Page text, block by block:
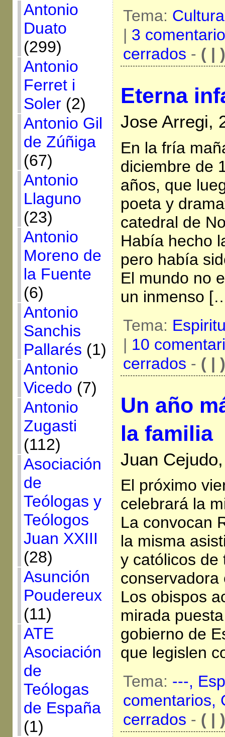
Antonio
Duato
(299)
Antonio
Ferret i
Soler(2)
Antonio Gil
de Zúñiga
(67)
Antonio
Llaguno
(23)
Antonio
Moreno de
la Fuente
(6)
Antonio
Sanchis
Pallarés (1)
Antonio
Vicedo (7)
Antonio
Zugasti
(112)
Asociación
de
Teólogas y
Teólogos
Juan XXIII
(28)
Asunción
Poudereux
(11)
ATE
Asociación
de
Teólogas
de España
(1)
Tema:
| 3
cerrados - ( | )
Eterna
Jose Arregi,
En la fría
diciembre de
años, que
poeta y
catedral de
Había hecho
pero había
El mundo no
un inmenso
Tema:
| 10
cerrados - ( | )
Un año
la familia
Juan
El próximo
celebrará la
La convocan
la misma
y católicos de
Los obispos
mirada
gobierno de
que legislen
Tema: ---,
comentarios,
cerrados - ( | )